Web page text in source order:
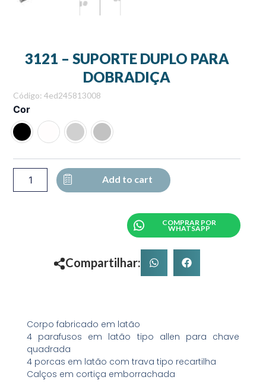
3121 – SUPORTE DUPLO PARA
DOBRADIÇA
Código: 4ed245813008
Cor
3121
SUPORTE
DUPLO
DOBRADIÇA
quantity
Add to cart
COMPRAR POR
WHATSAPP
Compartilhar:
Corpo fabricado em latão
4 parafusos em latão tipo allen para chave
quadrada
4 porcas em latão com trava tipo recartilha
Calços em cortiça emborrachada